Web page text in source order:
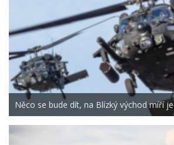
Něco se bude dít, na Blízký východ míří